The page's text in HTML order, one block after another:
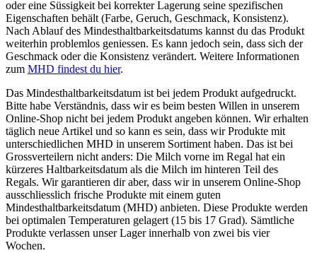
oder eine Süssigkeit bei korrekter Lagerung seine spezifischen
Eigenschaften behält (Farbe, Geruch, Geschmack, Konsistenz).
Nach Ablauf des Mindesthaltbarkeitsdatums kannst du das Produkt
weiterhin problemlos geniessen. Es kann jedoch sein, dass sich der
Geschmack oder die Konsistenz verändert. Weitere Informationen
zum MHD findest du hier.
Das Mindesthaltbarkeitsdatum ist bei jedem Produkt aufgedruckt.
Bitte habe Verständnis, dass wir es beim besten Willen in unserem
Online-Shop nicht bei jedem Produkt angeben können. Wir erhalten
täglich neue Artikel und so kann es sein, dass wir Produkte mit
unterschiedlichen MHD in unserem Sortiment haben. Das ist bei
Grossverteilern nicht anders: Die Milch vorne im Regal hat ein
kürzeres Haltbarkeitsdatum als die Milch im hinteren Teil des
Regals. Wir garantieren dir aber, dass wir in unserem Online-Shop
ausschliesslich frische Produkte mit einem guten
Mindesthaltbarkeitsdatum (MHD) anbieten. Diese Produkte werden
bei optimalen Temperaturen gelagert (15 bis 17 Grad). Sämtliche
Produkte verlassen unser Lager innerhalb von zwei bis vier
Wochen.